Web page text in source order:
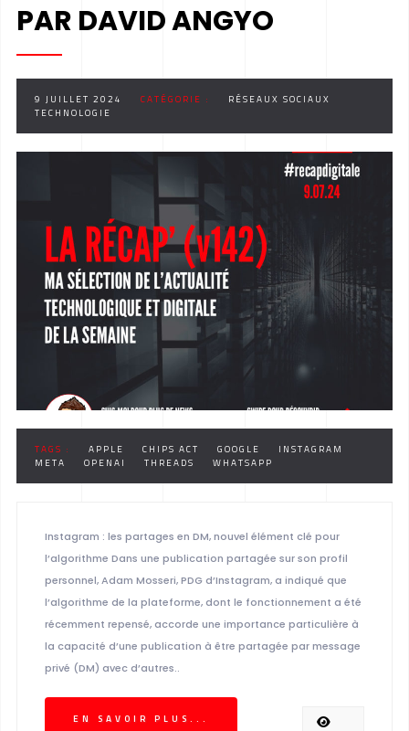
PAR DAVID ANGYO
9 JUILLET 2024 CATÉGORIE :
RÉSEAUX SOCIAUX
TECHNOLOGIE
TAGS : APPLE CHIPS ACT GOOGLE
INSTAGRAM
META
OPENAI THREADS WHATSAPP
Instagram : les partages en DM, nouvel élément clé pour
l’algorithme Dans une publication partagée sur son profil
personnel, Adam Mosseri, PDG d’Instagram, a indiqué que
l’algorithme de la plateforme, dont le fonctionnement a été
récemment repensé, accorde une importance particulière à
la capacité d’une publication à être partagée par message
privé (DM) avec d’autres..
EN SAVOIR PLUS...